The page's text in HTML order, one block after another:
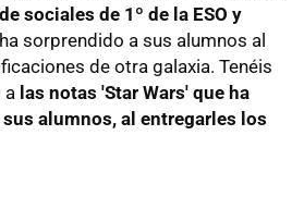
sociales de 1º de la ESO y
ha sorprendido a sus alumnos al
de otra galaxia. Tenéis
a las notas 'Star Wars' que ha
alumnos, al entregarles los